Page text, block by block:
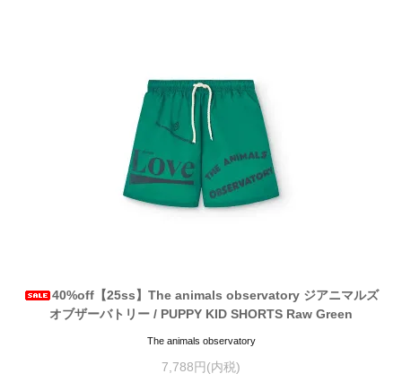
40%off【25ss】The animals observatory ジアニマルズ
オブザーバトリー / PUPPY KID SHORTS Raw Green
The animals observatory
7,788円(内税)